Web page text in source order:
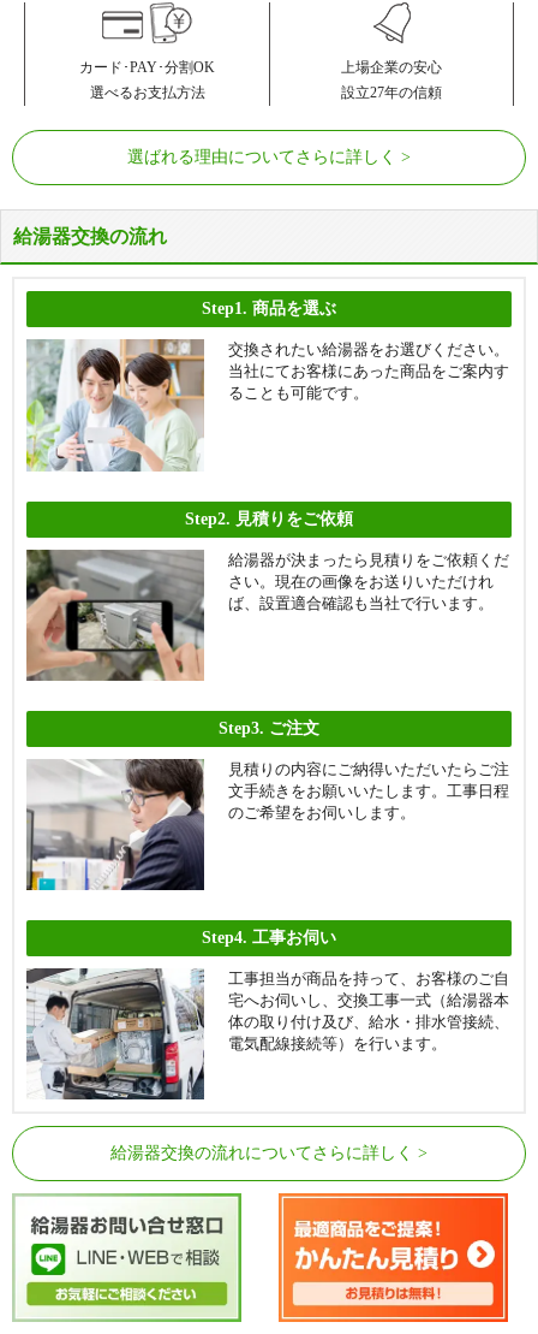
カード･PAY･分割OK
選べるお支払方法
上場企業の安心
設立27年の信頼
選ばれる理由についてさらに詳しく
給湯器交換の流れ
Step1. 商品を選ぶ
交換されたい給湯器をお選びください。
当社にてお客様にあった商品をご案内す
ることも可能です。
Step2. 見積りをご依頼
給湯器が決まったら見積りをご依頼くだ
さい。現在の画像をお送りいただけれ
ば、設置適合確認も当社で行います。
Step3. ご注文
見積りの内容にご納得いただいたらご注
文手続きをお願いいたします。工事日程
のご希望をお伺いします。
Step4. 工事お伺い
工事担当が商品を持って、お客様のご自
宅へお伺いし、交換工事一式（給湯器本
体の取り付け及び、給水・排水管接続、
電気配線接続等）を行います。
給湯器交換の流れについてさらに詳しく